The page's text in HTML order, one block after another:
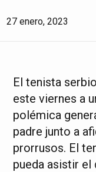
27 enero, 2023
El tenista
este viernes a
polémica
padre junto a
prorrusos. El
pueda asistir el